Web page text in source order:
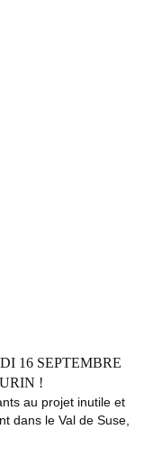
16 SEPTEMBRE
!
au projet inutile et
dans le Val de Suse,